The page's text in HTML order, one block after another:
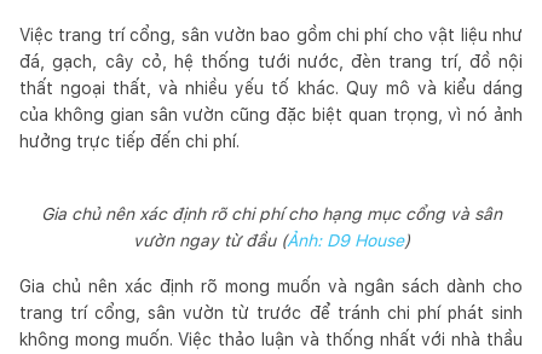
Việc trang trí cổng, sân vườn bao gồm chi phí cho vật liệu như
đá, gạch, cây cỏ, hệ thống tưới nước, đèn trang trí, đồ nội
thất ngoại thất, và nhiều yếu tố khác. Quy mô và kiểu dáng
của không gian sân vườn cũng đặc biệt quan trọng, vì nó ảnh
hưởng trực tiếp đến chi phí.
Gia chủ nên xác định rõ chi phí cho hạng mục cổng và sân
vườn ngay từ đầu (Ảnh: D9 House)
Gia chủ nên xác định rõ mong muốn và ngân sách dành cho
trang trí cổng, sân vườn từ trước để tránh chi phí phát sinh
không mong muốn. Việc thảo luận và thống nhất với nhà thầu